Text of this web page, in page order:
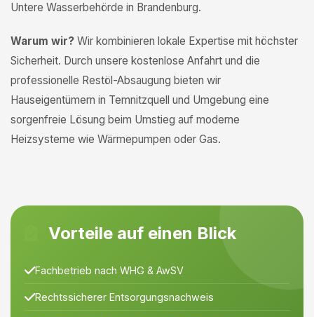
Untere Wasserbehörde in Brandenburg.
Warum wir? Wir kombinieren lokale Expertise mit höchster
Sicherheit. Durch unsere kostenlose Anfahrt und die
professionelle Restöl-Absaugung bieten wir
Hauseigentümern in Temnitzquell und Umgebung eine
sorgenfreie Lösung beim Umstieg auf moderne
Heizsysteme wie Wärmepumpen oder Gas.
Vorteile auf einen Blick
Fachbetrieb nach WHG & AwSV
Rechtssicherer Entsorgungsnachweis